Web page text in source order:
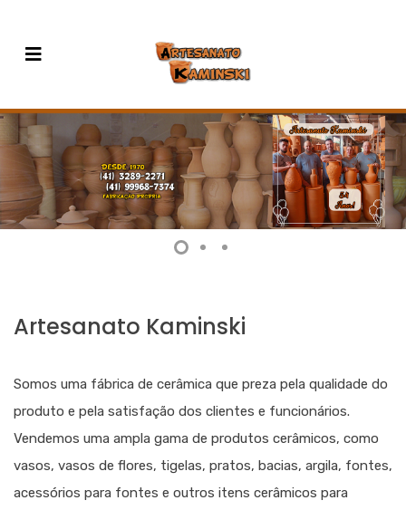
Artesanato Kaminski
Somos uma fábrica de cerâmica que preza pela qualidade do
produto e pela satisfação dos clientes e funcionários.
Vendemos uma ampla gama de produtos cerâmicos, como
vasos, vasos de flores, tigelas, pratos, bacias, argila, fontes,
acessórios para fontes e outros itens cerâmicos para